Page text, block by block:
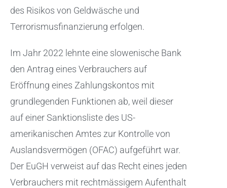
des Risikos von Geldwäsche und
Terrorismusfinanzierung erfolgen.
Im Jahr 2022 lehnte eine slowenische Bank
den Antrag eines Verbrauchers auf
Eröffnung eines Zahlungskontos mit
grundlegenden Funktionen ab, weil dieser
auf einer Sanktionsliste des US-
amerikanischen Amtes zur Kontrolle von
Auslandsvermögen (OFAC) aufgeführt war.
Der EuGH verweist auf das Recht eines jeden
Verbrauchers mit rechtmässigem Aufenthalt